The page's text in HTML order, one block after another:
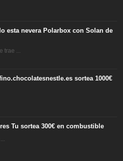
esta nevera Polarbox con Solan de
trae ...
sortea 1000€
Tu sortea 300€ en combustible